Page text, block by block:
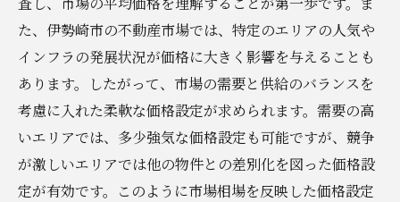
た、伊勢崎市の不動産市場では、特定のエリアの人気や
インフラの発展状況が価格に大きく影響を与えることも
あります。したがって、市場の需要と供給のバランスを
考慮に入れた柔軟な価格設定が求められます。需要の高
いエリアでは、多少強気な価格設定も可能ですが、競争
が激しいエリアでは他の物件との差別化を図った価格設
定が有効です。このように市場相場を反映した価格設定